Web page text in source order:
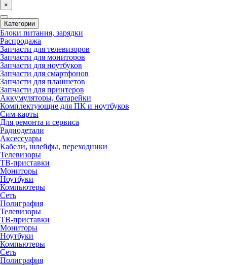
×
Категории
Блоки питания, зарядки
Распродажа
Запчасти для телевизоров
Запчасти для мониторов
Запчасти для ноутбуков
Запчасти для смартфонов
Запчасти для планшетов
Запчасти для принтеров
Аккумуляторы, батарейки
Комплектующие для ПК и ноутбуков
Сим-карты
Для ремонта и сервиса
Радиодетали
Аксессуары
Кабели, шлейфы, переходники
Телевизоры
ТВ-приставки
Мониторы
Ноутбуки
Компьютеры
Сеть
Полиграфия
Телевизоры
ТВ-приставки
Мониторы
Ноутбуки
Компьютеры
Сеть
Полиграфия